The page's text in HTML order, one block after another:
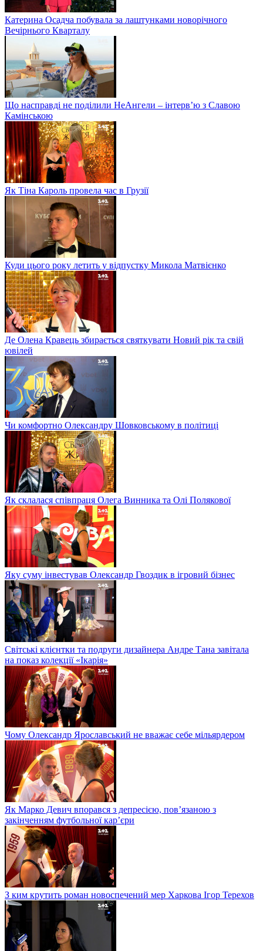
Катерина Осадча побувала за лаштунками новорічного
Вечірнього Кварталу
Що насправді не поділили НеАнгели – інтерв’ю з Славою
Камінською
Як Тіна Кароль провела час в Грузії
Куди цього року летить у відпустку Микола Матвієнко
Де Олена Кравець збирається святкувати Новий рік та свій
ювілей
Чи комфортно Олександру Шовковському в політиці
Як склалася співпраця Олега Винника та Олі Полякової
Яку суму інвестував Олександр Гвоздик в ігровий бізнес
Світські клієнтки та подруги дизайнера Андре Тана завітала
на показ колекції «Ікарія»
Чому Олександр Ярославський не вважає себе мільярдером
Як Марко Девич впорався з депресією, пов’язаною з
закінченням футбольної кар’єри
З ким крутить роман новоспечений мер Харкова Ігор Терехов